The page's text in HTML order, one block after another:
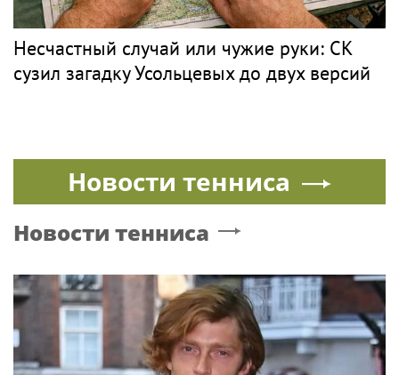
Несчастный случай или чужие руки: СК
сузил загадку Усольцевых до двух версий
Новости тенниса
Новости тенниса